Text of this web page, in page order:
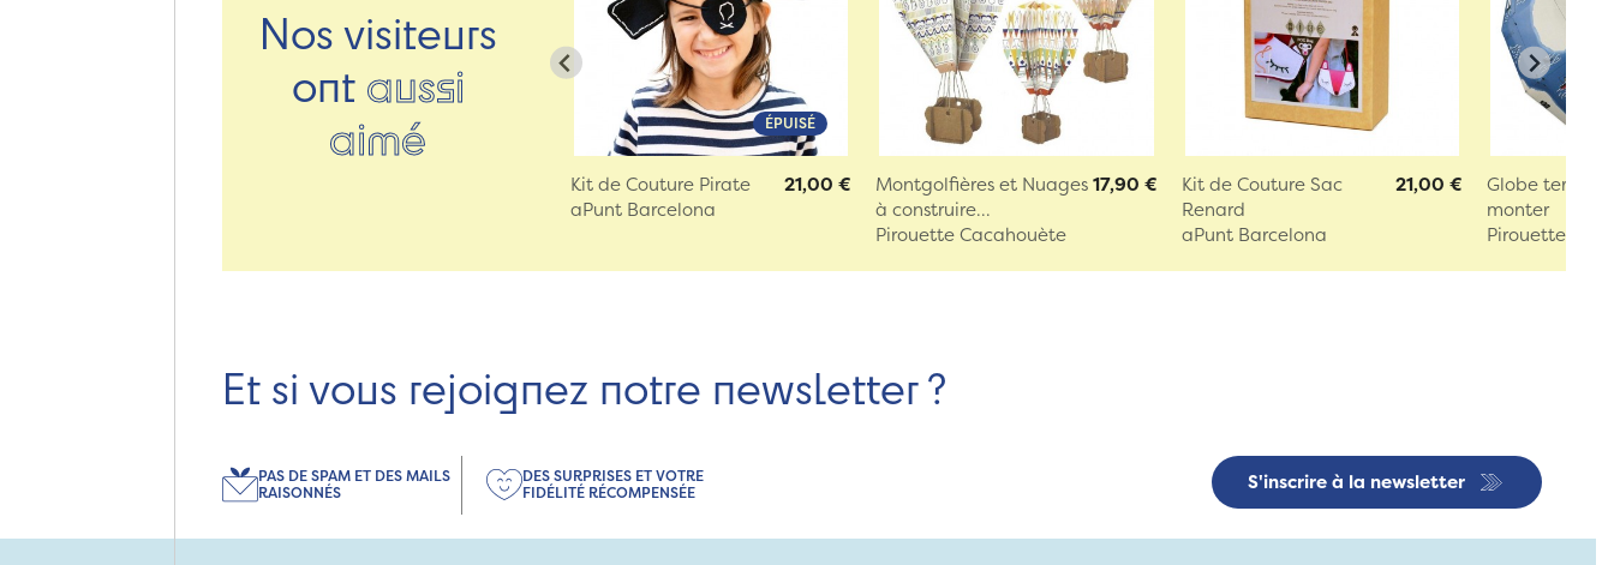
Nos visiteurs
ont aussi
aimé
ÉPUISÉ
Kit de Couture Pirate
aPunt Barcelona
21,00 €
Montgolfières et Nuages
à construire...
Pirouette Cacahouète
17,90 €
Kit de Couture Sac
Renard
aPunt Barcelona
21,00 €
Globe
monter
Pirouette
Et si vous rejoignez notre newsletter ?
S'inscrire à la newsletter
PAS DE SPAM ET DES MAILS
RAISONNÉS
DES SURPRISES ET VOTRE
FIDÉLITÉ RÉCOMPENSÉE